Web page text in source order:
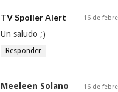
TV Spoiler Alert 16 de
Un saludo ;)
Responder
Meeleen Solano 16 de